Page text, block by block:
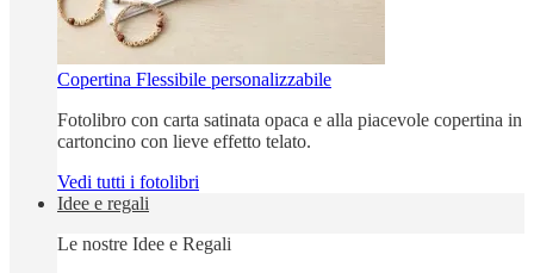
Copertina Flessibile personalizzabile
Fotolibro con carta satinata opaca e alla piacevole copertina in
cartoncino con lieve effetto telato.
Vedi tutti i fotolibri
Idee e regali
Le nostre Idee e Regali